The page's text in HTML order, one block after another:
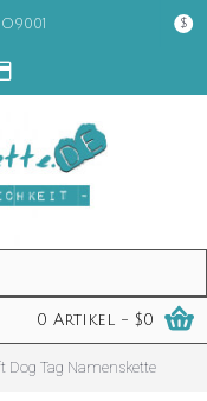
$
0 Artikel - $0
Dog Tag Namenskette